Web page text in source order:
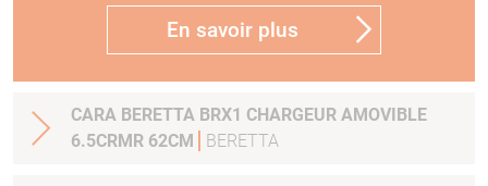
En savoir plus
CARA BERETTA BRX1 CHARGEUR AMOVIBLE
6.5CRMR 62CM
BERETTA